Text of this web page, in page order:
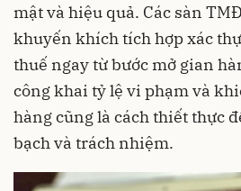
mật và hiệu quả. Các sàn
khuyến khích tích hợp xác
thuế ngay từ bước mở gian
công khai tỷ lệ vi phạm và
hàng cũng là cách thiết thực
bạch và trách nhiệm.